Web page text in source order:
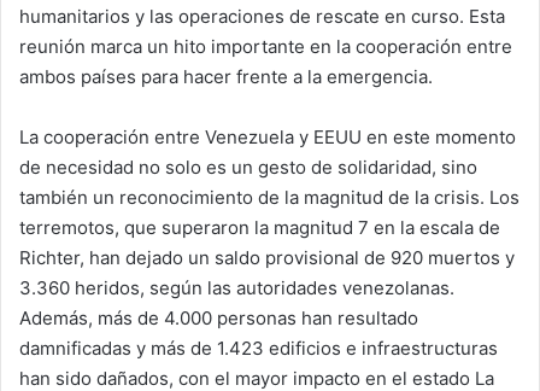
humanitarios y las operaciones de rescate en curso. Esta
reunión marca un hito importante en la cooperación entre
ambos países para hacer frente a la emergencia.
La cooperación entre Venezuela y EEUU en este momento
de necesidad no solo es un gesto de solidaridad, sino
también un reconocimiento de la magnitud de la crisis. Los
terremotos, que superaron la magnitud 7 en la escala de
Richter, han dejado un saldo provisional de 920 muertos y
3.360 heridos, según las autoridades venezolanas.
Además, más de 4.000 personas han resultado
damnificadas y más de 1.423 edificios e infraestructuras
han sido dañados, con el mayor impacto en el estado La